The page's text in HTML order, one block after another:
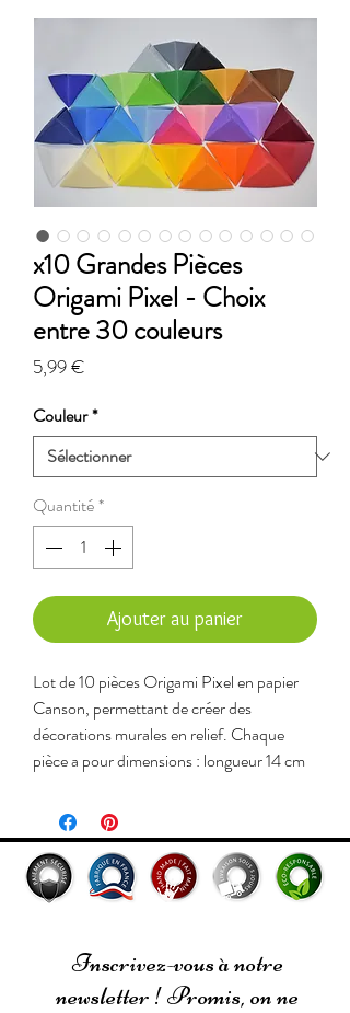
x10 Grandes Pièces
Origami Pixel - Choix
entre 30 couleurs
5,99 €
Couleur*
Quantité *
Ajouter au panier
Lot de 10 pièces Origami Pixel en papier
Canson, permettant de créer des
décorations murales en relief. Chaque
pièce a pour dimensions : longueur 14 cm
Pour plus d'inspiration, nous proposons
des kits de création : rubrique "Loisirs
créatifs - Kits Origami Pixel" !
Inscrivez-vous à notre
newsletter ! Promis, on ne